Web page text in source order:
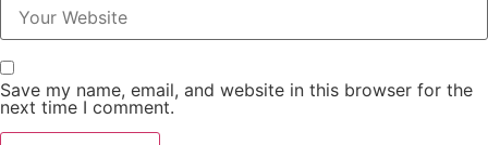
Save my name, email, and website in this browser for the
next time I comment.